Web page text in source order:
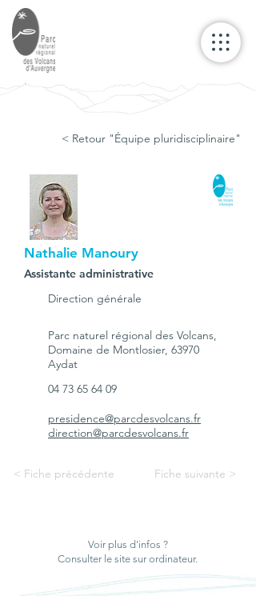
< Retour "Équipe pluridisciplinaire"
Nathalie Manoury
Assistante administrative
Direction générale
Parc naturel régional des Volcans,
Domaine de Montlosier, 63970
Aydat
04 73 65 64 09
presidence@parcdesvolcans.fr
direction@parcdesvolcans.fr
< Fiche précédente Fiche suivante >
Voir plus d'infos ?
Consulter le site sur ordinateur.